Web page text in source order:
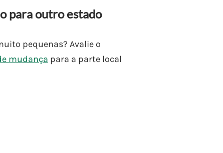
para outro estado
pequenas? Avalie o
mudança para a parte local